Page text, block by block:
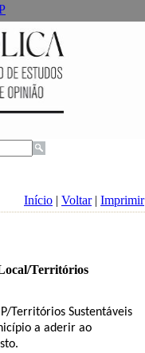
Início | Voltar| Imprimir
Territórios
Territórios Sustentáveis
a aderir ao